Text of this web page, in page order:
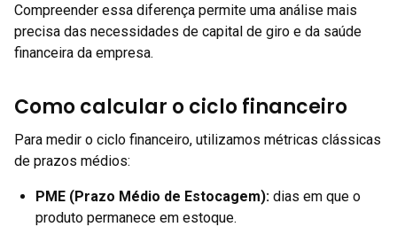
Compreender essa diferença permite uma análise mais
precisa das necessidades de capital de giro e da saúde
financeira da empresa.
Como calcular o ciclo financeiro
Para medir o ciclo financeiro, utilizamos métricas clássicas
de prazos médios:
PME (Prazo Médio de Estocagem): dias em que o
produto permanece em estoque.